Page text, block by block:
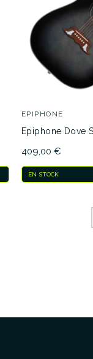
EPIPHONE
Epiphone Dove
409,00 €
EN STOCK